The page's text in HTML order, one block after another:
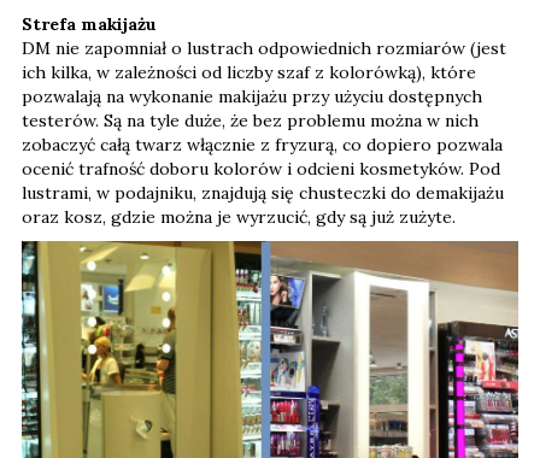
Strefa makijażu
DM nie zapomniał o lustrach odpowiednich rozmiarów (jest
ich kilka, w zależności od liczby szaf z kolorówką), które
pozwalają na wykonanie makijażu przy użyciu dostępnych
testerów. Są na tyle duże, że bez problemu można w nich
zobaczyć całą twarz włącznie z fryzurą, co dopiero pozwala
ocenić trafność doboru kolorów i odcieni kosmetyków. Pod
lustrami, w podajniku, znajdują się chusteczki do demakijażu
oraz kosz, gdzie można je wyrzucić, gdy są już zużyte.